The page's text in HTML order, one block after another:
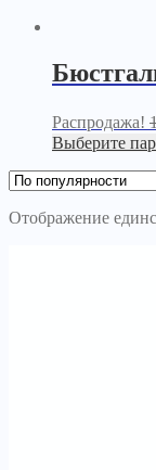
Распродажа!
Выберите
Отображение